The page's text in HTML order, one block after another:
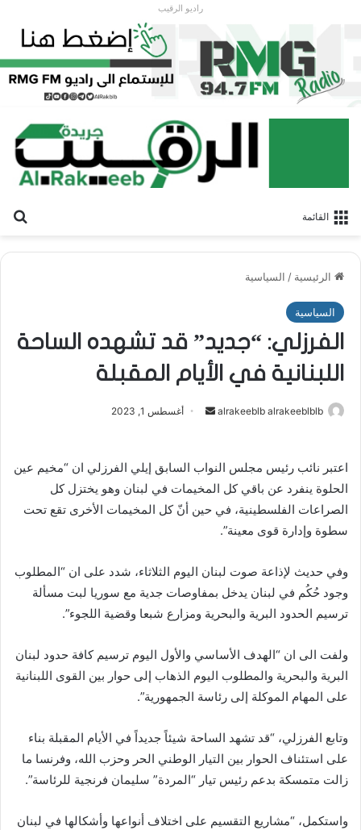
راديو الرقيب
القائمة
الرئيسية / السياسية
السياسية
الفرزلي: “جديد” قد تشهده الساحة
اللبنانية في الأيام المقبلة
alrakeeblb alrakeeblblb
ل
ب
ر
ر
و
ن
ا
أغسطس 1, 2023
اعتبر نائب رئيس مجلس النواب السابق إيلي الفرزلي ان “مخيم عين
الحلوة ينفرد عن باقي كل المخيمات في لبنان وهو يختزل كل
الصراعات الفلسطينية، في حين أنّ كل المخيمات الأخرى تقع تحت
سطوة وإدارة قوى معينة”.
وفي حديث لإذاعة صوت لبنان اليوم الثلاثاء، شدد على ان “المطلوب
وجود حُكُم في لبنان يدخل بمفاوصات جدية مع سوريا لبت مسألة
ترسيم الحدود البرية والبحرية ومزارع شبعا وقضية اللجوء”.
ولفت الى ان “الهدف الأساسي والأول اليوم ترسيم كافة حدود لبنان
البرية والبحرية والمطلوب اليوم الذهاب إلى حوار بين القوى اللبنانية
على المهام الموكلة إلى رئاسة الجمهورية”.
وتابع الفرزلي، “قد تشهد الساحة شيئاً جديداً في الأيام المقبلة بناء
على استئناف الحوار بين التيار الوطني الحر وحزب الله، وفرنسا ما
زالت متمسكة بدعم رئيس تيار “المردة” سليمان فرنجية للرئاسة”.
واستكمل، “مشاريع التقسيم على اختلاف أنواعها وأشكالها في لبنان